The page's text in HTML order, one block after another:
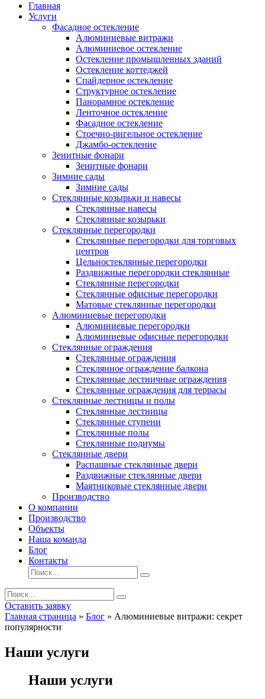
Главная
Услуги
Фасадное остекление
Алюминиевые витражи
Алюминиевое остекление
Остекление промышленных зданий
Остекление коттеджей
Спайдерное остекление
Структурное остекление
Панорамное остекление
Ленточное остекление
Фасадное остекление
Стоечно-ригельное остекление
Джамбо-остекление
Зенитные фонари
Зенитные фонари
Зимние сады
Зимние сады
Стеклянные козырьки и навесы
Стеклянные навесы
Стеклянные козырьки
Стеклянные перегородки
Стеклянные перегородки для торговых
центров
Цельностеклянные перегородки
Раздвижные перегородки стеклянные
Стеклянные перегородки
Стеклянные офисные перегородки
Матовые стеклянные перегородки
Алюминиевые перегородки
Алюминиевые перегородки
Алюминиевые офисные перегородки
Стеклянные ограждения
Стеклянные ограждения
Стеклянное ограждение балкона
Стеклянные лестничные ограждения
Стеклянные ограждения для террасы
Стеклянные лестницы и полы
Стеклянные лестницы
Стеклянные ступени
Стеклянные полы
Стеклянные подиумы
Стеклянные двери
Распашные стеклянные двери
Раздвижные стеклянные двери
Маятниковые стеклянные двери
Производство
О компании
Производство
Объекты
Наша команда
Блог
Контакты
Оставить заявку
Главная страница » Блог » Алюминиевые витражи: секрет
популярности
Наши услуги
Наши услуги